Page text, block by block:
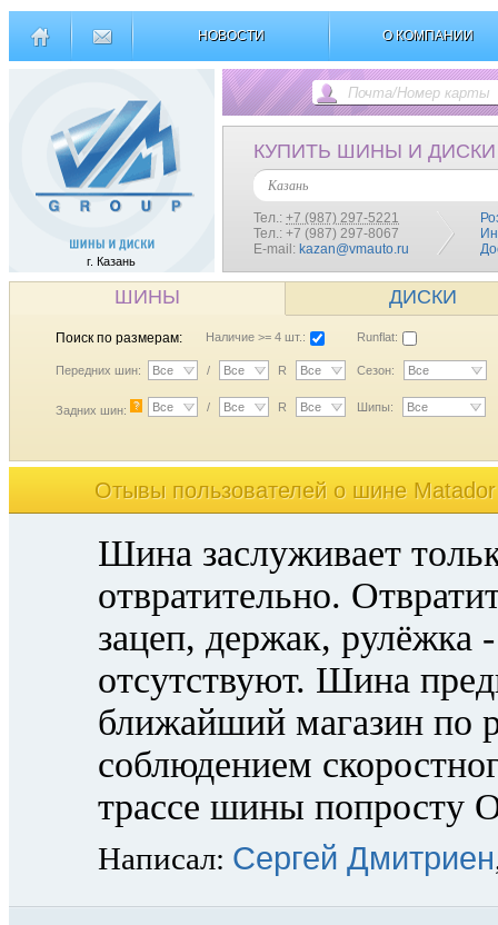
НОВОСТИ О КОМПАНИИ
г. Казань
КУПИТЬ ШИНЫ И ДИСКИ
Казань
Тел.: +7 (987) 297-5221
Тел.: +7 (987) 297-8067
E-mail: kazan@vmauto.ru
ШИНЫ ДИСКИ
Поиск по размерам: Наличие >= 4 шт.: Runflat:
Передних шин: Все / Все R Все Сезон: Все
Задних шин: ? Все / Все R Все Шипы: Все
Отывы пользователей o шине
Шина заслуживает
отвратительно.
зацеп, держак, рулёжка
отсутствуют. Шина
ближайший магазин по
соблюдением
трассе шины
Написал: Сергей Дмитриен